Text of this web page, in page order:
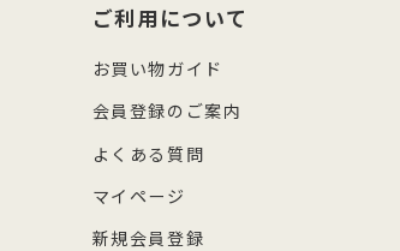
ご利用について
お買い物ガイド
会員登録のご案内
よくある質問
マイページ
新規会員登録